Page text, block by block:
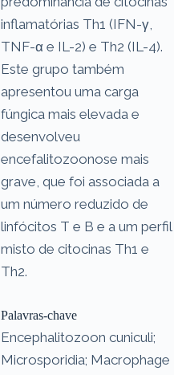
inflamatórias Th1 (IFN-γ,
TNF-α e IL-2) e Th2 (IL-4).
Este grupo também
apresentou uma carga
fúngica mais elevada e
desenvolveu
encefalitozoonose mais
grave, que foi associada a
um número reduzido de
linfócitos T e B e a um perfil
misto de citocinas Th1 e
Th2.
Palavras-chave
Encephalitozoon cuniculi;
Microsporidia; Macrophage